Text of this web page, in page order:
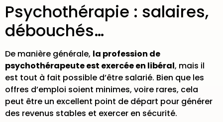
Psychothérapie : salaires,
débouchés…
De manière générale, la profession de
psychothérapeute est exercée en libéral, mais il
est tout à fait possible d’être salarié. Bien que les
offres d’emploi soient minimes, voire rares, cela
peut être un excellent point de départ pour générer
des revenus stables et exercer en sécurité.